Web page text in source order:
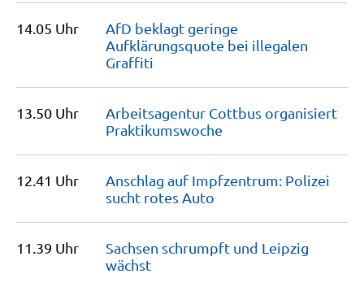
14.05 Uhr
AfD beklagt geringe
Aufklärungsquote bei illegalen
Graffiti
13.50 Uhr
Arbeitsagentur Cottbus organisiert
Praktikumswoche
12.41 Uhr
Anschlag auf Impfzentrum: Polizei
sucht rotes Auto
11.39 Uhr
Sachsen schrumpft und Leipzig
wächst